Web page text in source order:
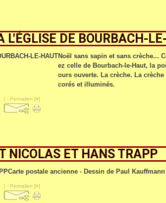
L'ÉGLISE DE BOURBACH-
Noël sans sapin et sans crèche...
ez celle de Bourbach-le-Haut, la
ours ouverte. La crèche. La
corés et illuminés.
] - Permalien [#]
NICOLAS ET HANS TRAPP
Carte postale ancienne - Dessin de Paul Kauffmann
] - Permalien [#]